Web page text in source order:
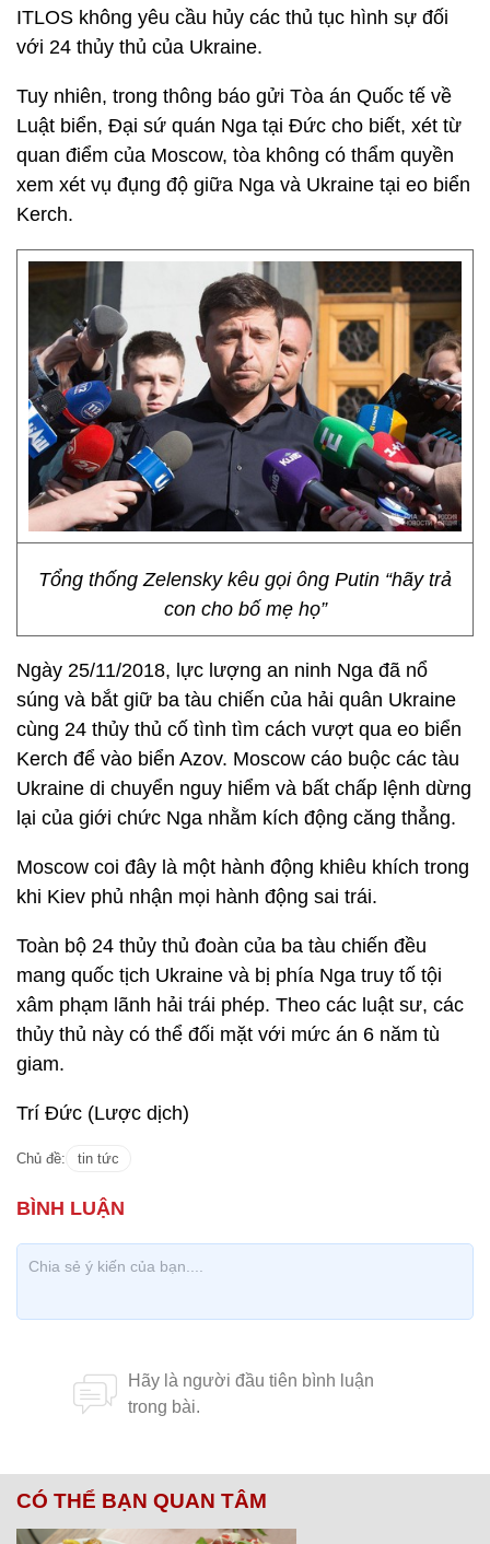
ITLOS không yêu cầu hủy các thủ tục hình sự đối
với 24 thủy thủ của Ukraine.
Tuy nhiên, trong thông báo gửi Tòa án Quốc tế về
Luật biển, Đại sứ quán Nga tại Đức cho biết, xét từ
quan điểm của Moscow, tòa không có thẩm quyền
xem xét vụ đụng độ giữa Nga và Ukraine tại eo biển
Kerch.
Tổng thống Zelensky kêu gọi ông Putin “hãy trả
con cho bố mẹ họ”
Ngày 25/11/2018, lực lượng an ninh Nga đã nổ
súng và bắt giữ ba tàu chiến của hải quân Ukraine
cùng 24 thủy thủ cố tình tìm cách vượt qua eo biển
Kerch để vào biển Azov. Moscow cáo buộc các tàu
Ukraine di chuyển nguy hiểm và bất chấp lệnh dừng
lại của giới chức Nga nhằm kích động căng thẳng.
Moscow coi đây là một hành động khiêu khích trong
khi Kiev phủ nhận mọi hành động sai trái.
Toàn bộ 24 thủy thủ đoàn của ba tàu chiến đều
mang quốc tịch Ukraine và bị phía Nga truy tố tội
xâm phạm lãnh hải trái phép. Theo các luật sư, các
thủy thủ này có thể đối mặt với mức án 6 năm tù
giam.
Trí Đức (Lược dịch)
Chủ đề: tin tức
CÓ THỂ BẠN QUAN TÂM